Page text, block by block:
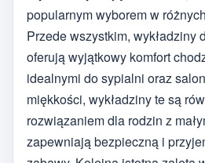
popularnym wyborem w
Przede wszystkim, wykładziny
oferują wyjątkowy komfort
idealnymi do sypialni oraz
miękkości, wykładziny te są
rozwiązaniem dla rodzin z
zapewniają bezpieczną i